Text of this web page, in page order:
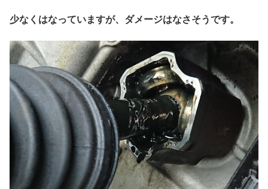
少なくはなっていますが、ダメージはなさそうです。